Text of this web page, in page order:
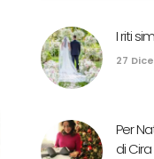
I riti
27
Per
di